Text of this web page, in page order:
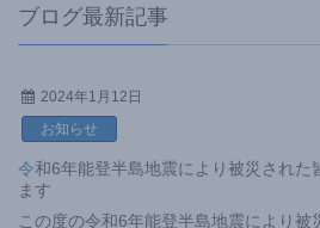
ブログ最新記事
2024年1月12日
お知らせ
令和6年能登半島地震により被災された皆さまへお見舞い申し上げ
ます
この度の令和6年能登半島地震により被